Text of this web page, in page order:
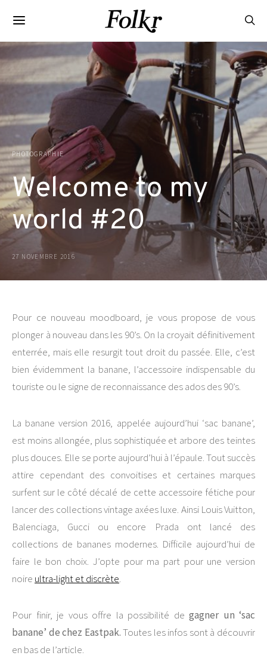
PHOTOGRAPHIE
Welcome to my
world #20
27 NOVEMBRE 2016
Pour ce nouveau moodboard, je vous propose de vous
plonger à nouveau dans les 90’s. On la croyait définitivement
enterrée, mais elle resurgit tout droit du passée. Elle, c’est
bien évidemment la banane, l’accessoire indispensable du
touriste ou le signe de reconnaissance des ados des 90’s.
La banane version 2016, appelée aujourd’hui ‘sac banane’,
est moins allongée, plus sophistiquée et arbore des teintes
plus douces. Elle se porte aujourd’hui à l’épaule. Tout succès
attire cependant des convoitises et certaines marques
surfent sur le côté décalé de cette accessoire fétiche pour
lancer des collections vintage axées luxe. Ainsi Louis Vuitton,
Balenciaga, Gucci ou encore Prada ont lancé des
collections de bananes modernes. Difficile aujourd’hui de
faire le bon choix. J’opte pour ma part pour une version
noire ultra-light et discrète.
Pour finir, je vous offre la possibilité de gagner un ‘sac
banane’ de chez Eastpak.Toutes les infos sont à découvrir
en bas de l’article.